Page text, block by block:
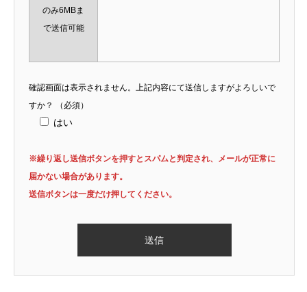
のみ6MBま
で送信可能
確認画面は表示されません。上記内容にて送信しますがよろしいで
すか？
（必須）
はい
※繰り返し送信ボタンを押すとスパムと判定され、メールが正常に
届かない場合があります。
送信ボタンは一度だけ押してください。